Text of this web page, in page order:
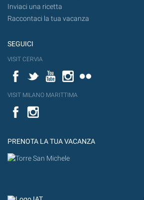
Inviaci una ricetta
Raccontaci la tua vacanza
SEGUICI
VISIT CERVIA
FacebookTwitterYouTubeInstagram
VISIT MILANO MARITTIMA
Facebook
PRENOTA LA TUA VACANZA